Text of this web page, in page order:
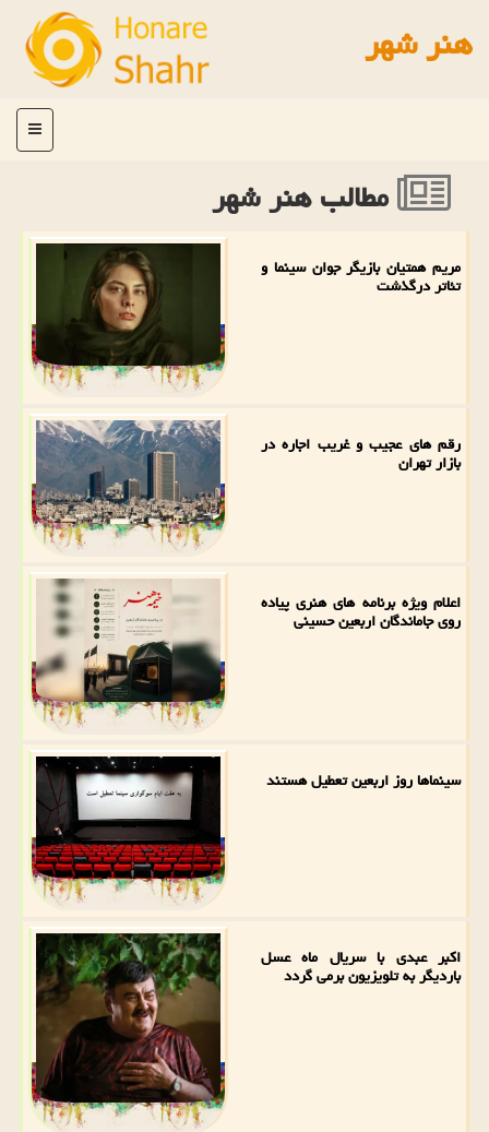
هنر شهر
منو
مطالب هنر شهر
مریم همتیان بازیگر جوان سینما و
تئاتر درگذشت
رقم های عجیب و غریب اجاره در
بازار تهران
اعلام ویژه برنامه های هنری پیاده
روی جاماندگان اربعین حسینی
سینماها روز اربعین تعطیل هستند
اکبر عبدی با سریال ماه عسل
باردیگر به تلویزیون برمی گردد